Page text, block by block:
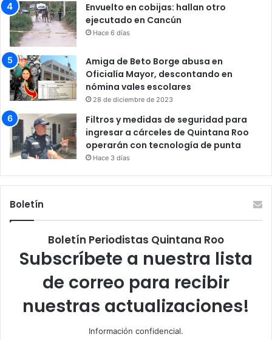
Envuelto en cobijas: hallan otro
ejecutado en Cancún
Hace 6 días
Amiga de Beto Borge abusa en
Oficialía Mayor, descontando en
nómina vales escolares
28 de diciembre de 2023
Filtros y medidas de seguridad para
ingresar a cárceles de Quintana Roo
operarán con tecnología de punta
Hace 3 días
Boletín
Boletín Periodistas Quintana Roo
Subscríbete a nuestra lista
de correo para recibir
nuestras actualizaciones!
Información confidencial.